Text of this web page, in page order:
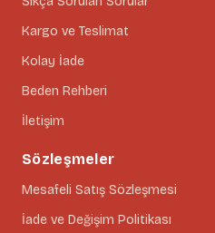
Kargo ve Teslimat
Kolay İade
Beden Rehberi
İletişim
Sözleşmeler
Mesafeli Satış Sözleşmesi
İade ve Değişim Politikası